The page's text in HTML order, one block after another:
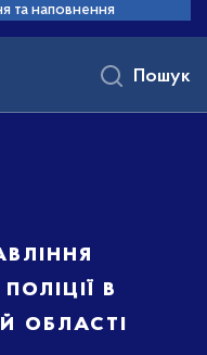
та наповнення
в
області
Пошук